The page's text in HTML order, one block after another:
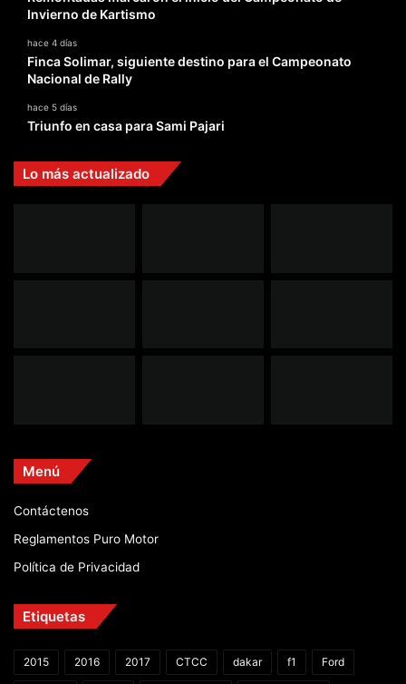
Invierno de Kartismo
hace 4 días
Finca Solimar, siguiente destino para el Campeonato
Nacional de Rally
hace 5 días
Triunfo en casa para Sami Pajari
Lo más actualizado
Menú
Contáctenos
Reglamentos Puro Motor
Política de Privacidad
Etiquetas
2015 2016 2017 CTCC dakar f1 Ford